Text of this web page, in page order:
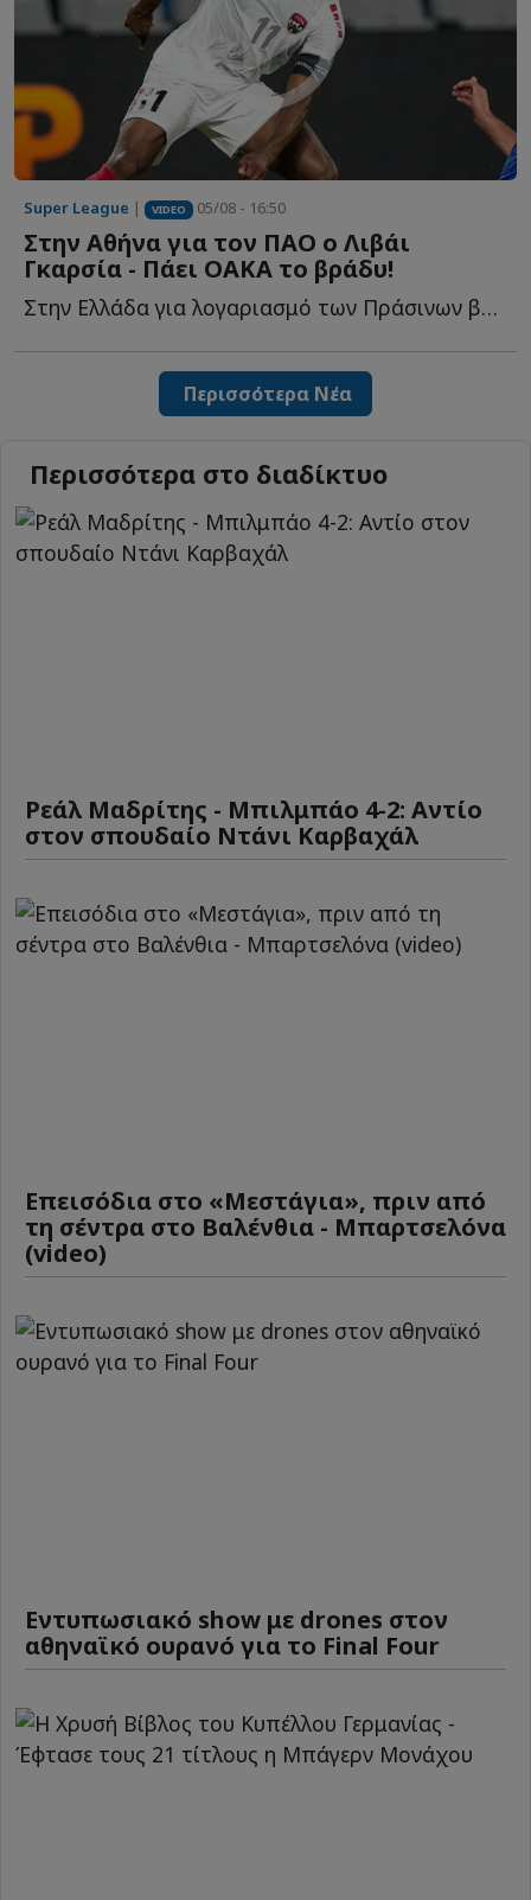
Super League | VIDEO 05/08 - 16:50
Στην Αθήνα για τον ΠΑΟ ο Λιβάι
Γκαρσία - Πάει ΟΑΚΑ το βράδυ!
Στην Ελλάδα για λογαριασμό των Πράσινων βρίσκεται ε...
Περισσότερα Νέα
Περισσότερα στο διαδίκτυο
Ρεάλ Μαδρίτης - Μπιλμπάο 4-2: Αντίο
στον σπουδαίο Ντάνι Καρβαχάλ
Επεισόδια στο «Μεστάγια», πριν από
τη σέντρα στο Βαλένθια - Μπαρτσελόνα
(video)
Εντυπωσιακό show με drones στον
αθηναϊκό ουρανό για το Final Four